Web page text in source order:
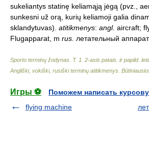
sukeliantys statinę keliamąją jėgą (pvz.,
sunkesni už orą, kurių keliamoji galia
sklandytuvas). atitikmenys: angl. aircraft;
Flugapparat, m rus. летательный аппарат
Sporto terminų žodynas. T. 1. 2-asis patais. ir papild.
Angliški, vokiški, rusiški terminų atitikmenys.
Игры ⚽
Поможем написать
flying machine